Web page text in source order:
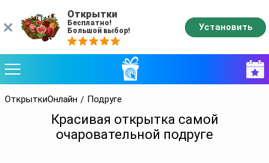
ОткрыткиОнлайн Подруге
Красивая открытка самой
очаровательной подруге
Открытки
Бесплатно!
Большой выбор!
Установить